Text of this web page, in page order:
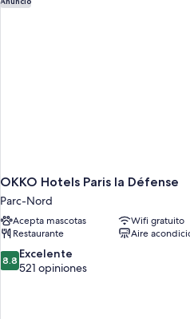
OKKO Hotels Paris la Défense
Parc-Nord
Acepta mascotas
Wifi gratuito
Restaurante
Aire
8.8
de
8.8 Excelente
521 opiniones